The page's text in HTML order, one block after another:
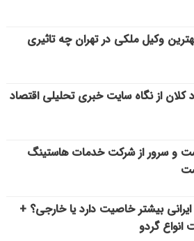
وکیل ملکی در تهران چه تاثیری
کلان از نگاه سایت خبری تحلیلی اقتصاد
و سرور از شرکت خدمات هاستینگ
بیشتر خاصیت دارد یا خارجی؟ +
گردو